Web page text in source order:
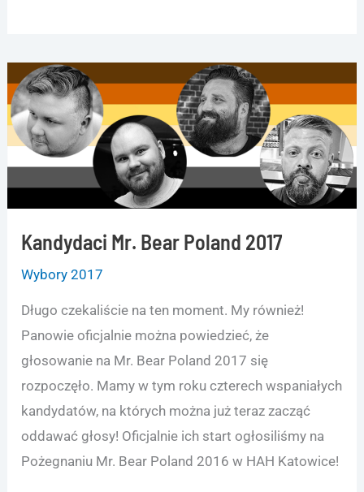
Kandydaci Mr. Bear Poland 2017
Wybory 2017
Długo czekaliście na ten moment. My również!
Panowie oficjalnie można powiedzieć, że
głosowanie na Mr. Bear Poland 2017 się
rozpoczęło. Mamy w tym roku czterech wspaniałych
kandydatów, na których można już teraz zacząć
oddawać głosy! Oficjalnie ich start ogłosiliśmy na
Pożegnaniu Mr. Bear Poland 2016 w HAH Katowice!